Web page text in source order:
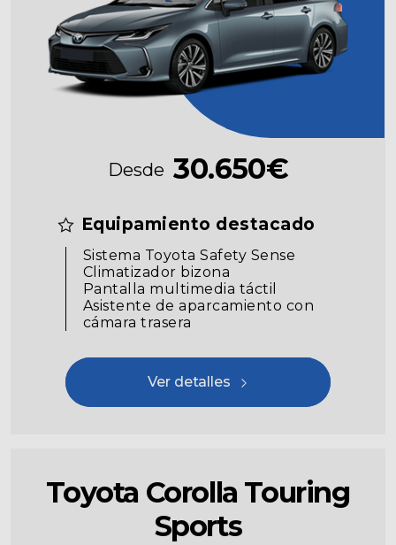
Desde 30.650€
Equipamiento destacado
Sistema Toyota Safety Sense
Climatizador bizona
Pantalla multimedia táctil
Asistente de aparcamiento con
cámara trasera
Ver detalles
Toyota Corolla Touring
Sports